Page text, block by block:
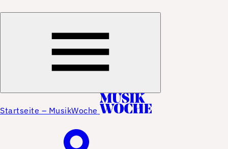
Startseite – MusikWoche